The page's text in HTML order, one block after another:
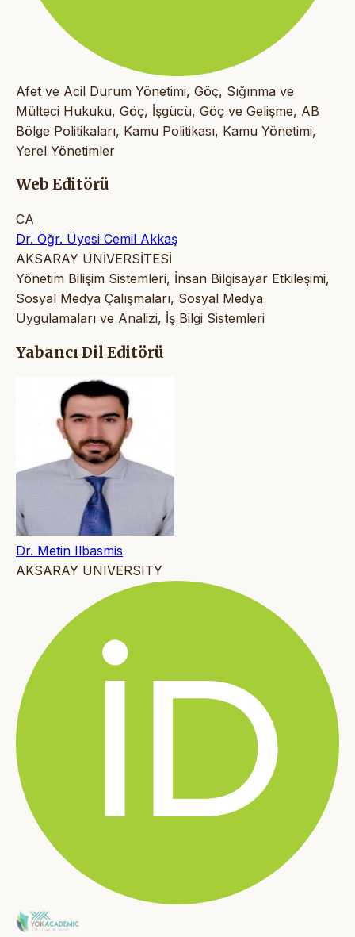
Afet ve Acil Durum Yönetimi, Göç, Sığınma ve
Mülteci Hukuku, Göç, İşgücü, Göç ve Gelişme, AB
Bölge Politikaları, Kamu Politikası, Kamu Yönetimi,
Yerel Yönetimler
Web Editörü
CA
Dr. Öğr. Üyesi Cemil Akkaş
AKSARAY ÜNİVERSİTESİ
Yönetim Bilişim Sistemleri, İnsan Bilgisayar Etkileşimi,
Sosyal Medya Çalışmaları, Sosyal Medya
Uygulamaları ve Analizi, İş Bilgi Sistemleri
Yabancı Dil Editörü
Dr. Metin Ilbasmis
AKSARAY UNIVERSITY